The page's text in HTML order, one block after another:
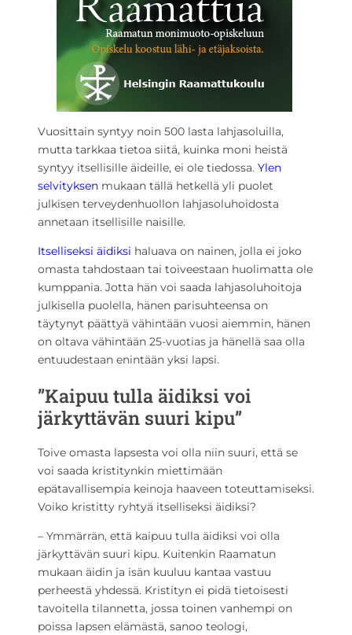
Vuosittain syntyy noin 500 lasta lahjasoluilla,
mutta tarkkaa tietoa siitä, kuinka moni heistä
syntyy itsellisille äideille, ei ole tiedossa. Ylen
selvityksen mukaan tällä hetkellä yli puolet
julkisen terveydenhuollon lahjasoluhoidosta
annetaan itsellisille naisille.
Itselliseksi äidiksi haluava on nainen, jolla ei joko
omasta tahdostaan tai toiveestaan huolimatta ole
kumppania. Jotta hän voi saada lahjasoluhoitoja
julkisella puolella, hänen parisuhteensa on
täytynyt päättyä vähintään vuosi aiemmin, hänen
on oltava vähintään 25-vuotias ja hänellä saa olla
entuudestaan enintään yksi lapsi.
”Kaipuu tulla äidiksi voi
järkyttävän suuri kipu”
Toive omasta lapsesta voi olla niin suuri, että se
voi saada kristitynkin miettimään
epätavallisempia keinoja haaveen toteuttamiseksi.
Voiko kristitty ryhtyä itselliseksi äidiksi?
– Ymmärrän, että kaipuu tulla äidiksi voi olla
järkyttävän suuri kipu. Kuitenkin Raamatun
mukaan äidin ja isän kuuluu kantaa vastuu
perheestä yhdessä. Kristityn ei pidä tietoisesti
tavoitella tilannetta, jossa toinen vanhempi on
poissa lapsen elämästä, sanoo teologi,